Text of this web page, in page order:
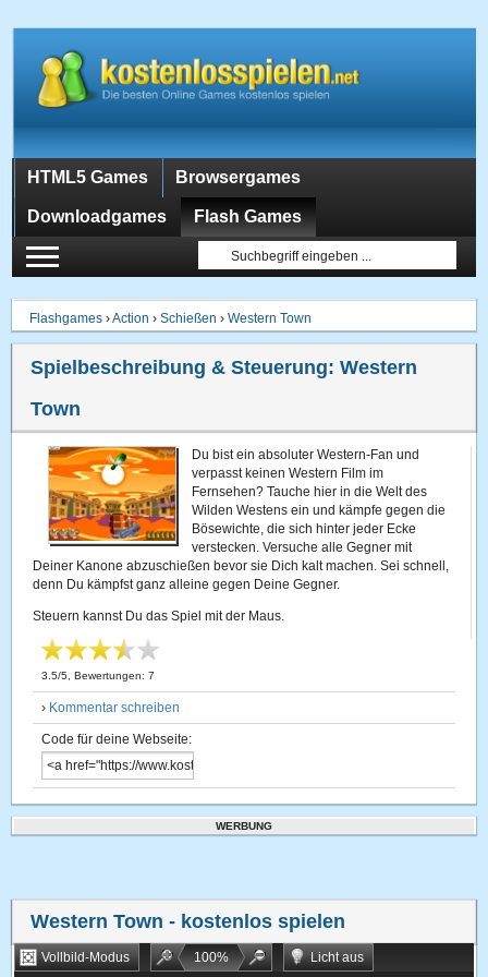
HTML5 Games Browsergames
Downloadgames Flash Games
Flashgames ›Action ›Schießen ›Western Town
Spielbeschreibung & Steuerung:Western
Town
Du bist ein absoluter Western-Fan und
verpasst keinen Western Film im
Fernsehen? Tauche hier in die Welt des
Wilden Westens ein und kämpfe gegen die
Bösewichte, die sich hinter jeder Ecke
verstecken. Versuche alle Gegner mit
Deiner Kanone abzuschießen bevor sie Dich kalt machen. Sei schnell,
denn Du kämpfst ganz alleine gegen Deine Gegner.
Steuern kannst Du das Spiel mit der Maus.
3.5/5 , Bewertungen:7
› Kommentar schreiben
Code für deine Webseite:
WERBUNG
Western Town - kostenlos spielen
Vollbild-Modus 100%
Licht aus